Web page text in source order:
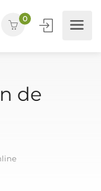
0
de